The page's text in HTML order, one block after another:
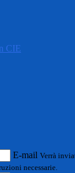
CIE
E-mail Verrà
necessarie.